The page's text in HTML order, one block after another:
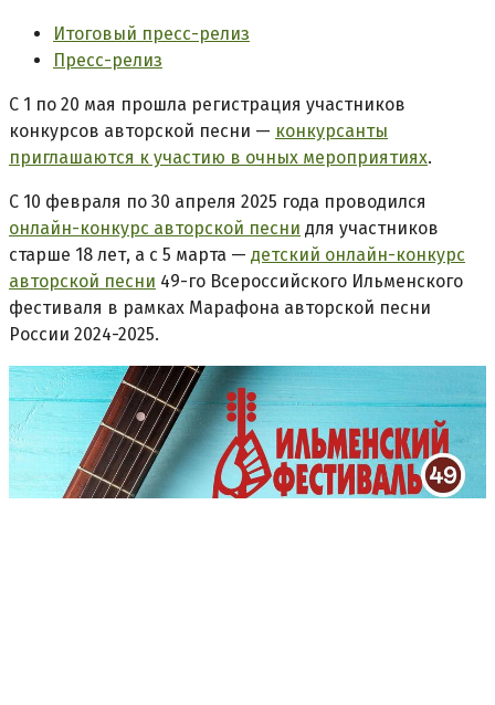
Итоговый пресс-релиз
Пресс-релиз
С 1 по 20 мая прошла регистрация участников
конкурсов авторской песни — конкурсанты
приглашаются к участию в очных мероприятиях.
С 10 февраля по 30 апреля 2025 года проводился
онлайн-конкурс авторской песни для участников
старше 18 лет, а с 5 марта — детский онлайн-конкурс
авторской песни 49-го Всероссийского Ильменского
фестиваля в рамках Марафона авторской песни
России 2024-2025.